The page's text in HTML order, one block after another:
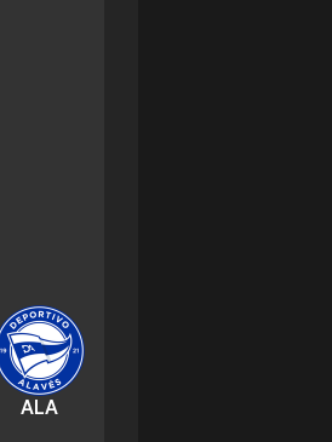
ALA